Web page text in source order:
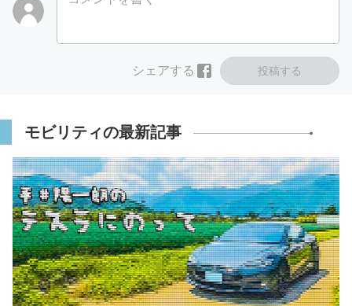
投稿する
シェアする
モビリティの最新記事